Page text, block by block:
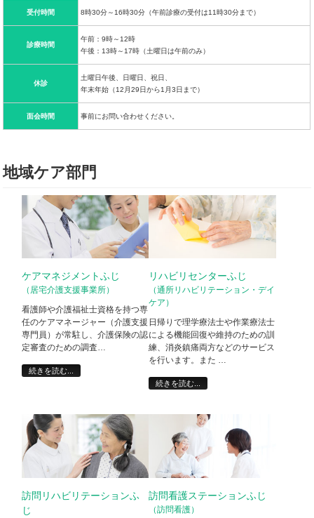
受付時間 8時30分～16時30分（午前診療の受付は11時30分まで）
診療時間
午前：9時～12時
午後：13時～17時（土曜日は午前のみ）
休診
土曜日午後、日曜日、祝日、
年末年始（12月29日から1月3日まで）
面会時間 事前にお問い合わせください。
地域ケア部門
ケアマネジメントふじ
（居宅介護支援事業所）
看護師や介護福祉士資格を持つ専
任のケアマネージャー（介護支援
専門員）が常駐し、介護保険の認
定審査のための調査…
続きを読む...
リハビリセンターふじ
（通所リハビリテーション・デイ
ケア）
日帰りで理学療法士や作業療法士
による機能回復や維持のための訓
練、消炎鎮痛両方などのサービス
を行います。また …
続きを読む...
訪問リハビリテーションふ
じ
訪問看護ステーションふじ
（訪問看護）